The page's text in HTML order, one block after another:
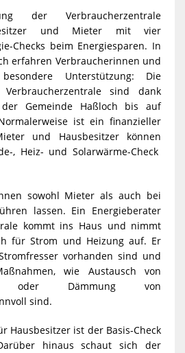
der Verbraucherzentrale
und Mieter mit vier
Checks beim Energiesparen. In
erfahren Verbraucherinnen und
Unterstützung: Die
Verbraucherzentrale sind dank
Gemeinde Haßloch bis auf
ist ein finanzieller
und Hausbesitzer können
, Heiz- und Solarwärme-Check
sowohl Mieter als auch bei
lassen. Ein Energieberater
kommt ins Haus und nimmt
für Strom und Heizung auf. Er
vorhanden sind und
wie Austausch von
oder Dämmung von
sind.
Hausbesitzer ist der Basis-Check
hinaus schaut sich der